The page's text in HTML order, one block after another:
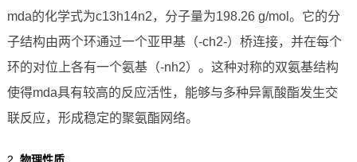
mda的化学式为c13h14n2，分子量为198.26 g/mol。它的分
子结构由两个环通过一个亚甲基（-ch2-）桥连接，并在每个
环的对位上各有一个氨基（-nh2）。这种对称的双氨基结构
使得mda具有较高的反应活性，能够与多种异氰酸酯发生交
联反应，形成稳定的聚氨酯网络。